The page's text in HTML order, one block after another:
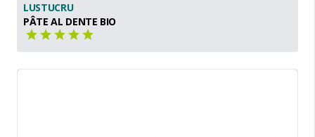
LUSTUCRU
PÂTE AL DENTE BIO